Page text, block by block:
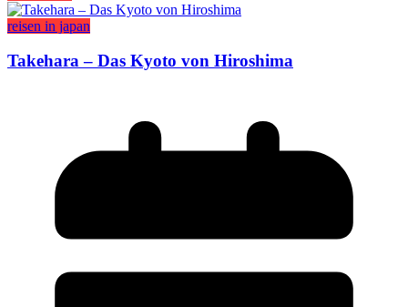
reisen in japan
Takehara – Das Kyoto von Hiroshima